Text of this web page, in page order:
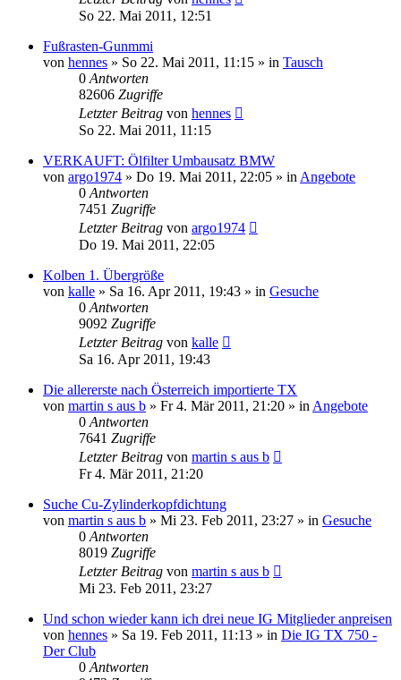
So 22. Mai 2011, 12:51
Fußrasten-Gunmmi
von hennes » So 22. Mai 2011, 11:15 » in Tausch
0 Antworten
82606 Zugriffe
Letzter Beitrag von hennes
So 22. Mai 2011, 11:15
VERKAUFT: Ölfilter Umbausatz BMW
von argo1974 » Do 19. Mai 2011, 22:05 » in Angebote
0 Antworten
7451 Zugriffe
Letzter Beitrag von argo1974
Do 19. Mai 2011, 22:05
Kolben 1. Übergröße
von kalle » Sa 16. Apr 2011, 19:43 » in Gesuche
0 Antworten
9092 Zugriffe
Letzter Beitrag von kalle
Sa 16. Apr 2011, 19:43
Die allererste nach Österreich importierte TX
von martin s aus b » Fr 4. Mär 2011, 21:20 » in Angebote
0 Antworten
7641 Zugriffe
Letzter Beitrag von martin s aus b
Fr 4. Mär 2011, 21:20
Suche Cu-Zylinderkopfdichtung
von martin s aus b » Mi 23. Feb 2011, 23:27 » in Gesuche
0 Antworten
8019 Zugriffe
Letzter Beitrag von martin s aus b
Mi 23. Feb 2011, 23:27
Und schon wieder kann ich drei neue IG Mitglieder anpreisen
von hennes » Sa 19. Feb 2011, 11:13 » in Die IG TX 750 -
Der Club
0 Antworten